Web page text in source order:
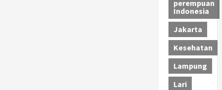
perempuan
Indonesia
Jakarta
Kesehatan
Lampung
Lari